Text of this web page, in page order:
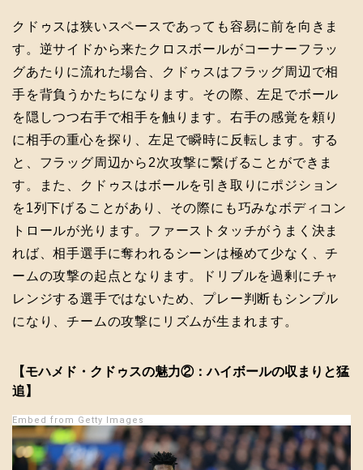
クドゥスは狭いスペースであっても容易に前を向きま
す。逆サイドから来たクロスボールがコーナーフラッ
グあたりに流れた場合、クドゥスはフラッグ周辺で相
手を背負うかたちになります。その際、左足でボール
を隠しつつ右手で相手を触ります。右手の感覚を頼り
に相手の重心を探り、左足で瞬時に反転します。する
と、フラッグ周辺から2次攻撃に繋げることができま
す。また、クドゥスはボールを引き取りにポジション
を1列下げることがあり、その際にも巧みなボディコン
トロールが光ります。ファーストタッチがうまく決ま
れば、相手選手に奪われるシーンは極めて少なく、チ
ームの攻撃の起点となります。ドリブルを過剰にチャ
レンジする選手ではないため、プレー判断もシンプル
になり、チームの攻撃にリズムが生まれます。
【モハメド・クドゥスの魅力②：ハイボールの収まりと猛
追】
Embed from Getty Images